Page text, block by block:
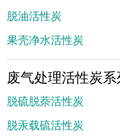
脱油活性炭
果壳净水活性炭
废气处理活性炭系
脱硫脱萘活性炭
脱汞载硫活性炭